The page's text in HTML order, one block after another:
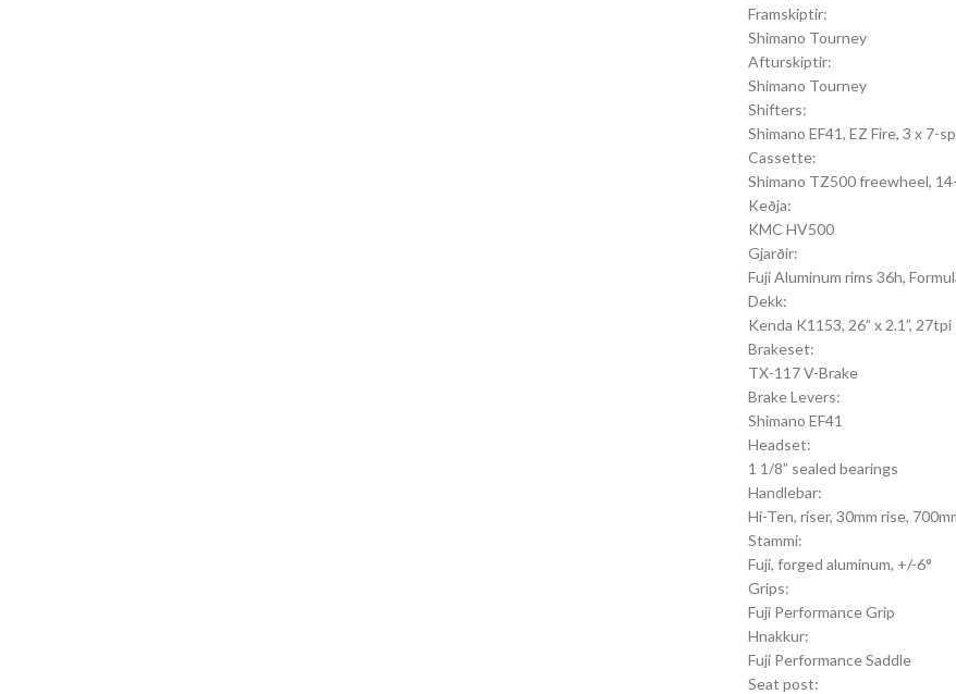
Framskiptir:
Shimano Tourney
Afturskiptir:
Shimano Tourney
Shifters:
Shimano EF41, EZ Fire, 3 x 7-
Cassette:
Shimano TZ500 freewheel,
Keðja:
KMC HV500
Gjarðir:
Fuji Aluminum rims 36h,
Dekk:
Kenda K1153, 26” x 2.1”, 27tpi
Brakeset:
TX-117 V-Brake
Brake Levers:
Shimano EF41
Headset:
1 1/8” sealed bearings
Handlebar:
Hi-Ten, riser, 30mm rise,
Stammi:
Fuji, forged aluminum, +/-6°
Grips:
Fuji Performance Grip
Hnakkur:
Fuji Performance Saddle
Seat post: